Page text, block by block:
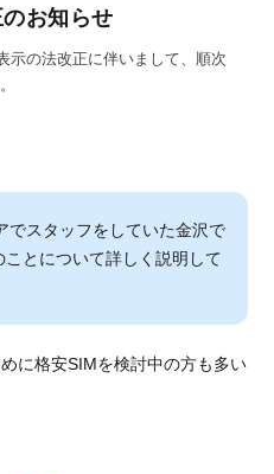
お知らせ
示の法改正に伴いまして、順次
でスタッフをしていた金沢で
ことについて詳しく説明して
に格安SIMを検討中の方も多い